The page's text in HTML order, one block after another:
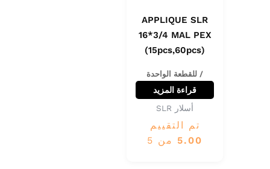
APPLIQUE SLR
16*3/4 MAL PEX
(15pcs,60pcs)
/ للقطعة الواحدة
قراءة المزيد
أسلار SLR
تم التقييم
5.00 من 5